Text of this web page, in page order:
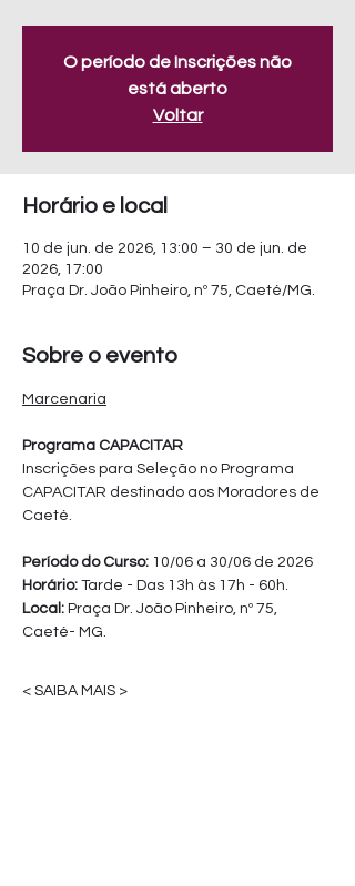
O período de Inscrições não
está aberto
Voltar
Horário e local
10 de jun. de 2026, 13:00 – 30 de jun. de
2026, 17:00
Praça Dr. João Pinheiro, nº 75, Caeté/MG.
Sobre o evento
Marcenaria
Programa CAPACITAR
Inscrições para Seleção no Programa
CAPACITAR destinado aos Moradores de
Caeté.
Período do Curso: 10/06 a 30/06 de 2026
Horário: Tarde - Das 13h às 17h - 60h.
Local: Praça Dr. João Pinheiro, nº 75,
Caeté- MG.
< SAIBA MAIS >